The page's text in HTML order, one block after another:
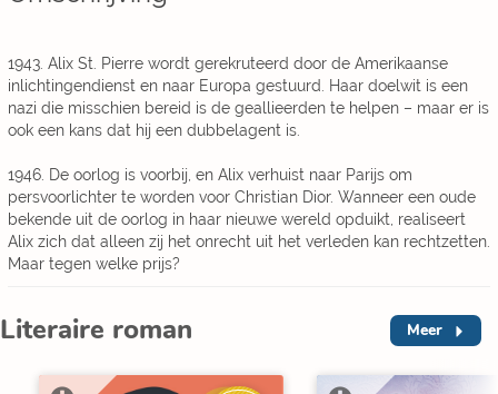
1943. Alix St. Pierre wordt gerekruteerd door de Amerikaanse
inlichtingendienst en naar Europa gestuurd. Haar doelwit is een
nazi die misschien bereid is de geallieerden te helpen – maar er is
ook een kans dat hij een dubbelagent is.
1946. De oorlog is voorbij, en Alix verhuist naar Parijs om
persvoorlichter te worden voor Christian Dior. Wanneer een oude
bekende uit de oorlog in haar nieuwe wereld opduikt, realiseert
Alix zich dat alleen zij het onrecht uit het verleden kan rechtzetten.
Maar tegen welke prijs?
Literaire roman Meer